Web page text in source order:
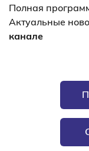
Полная
Актуальные
канале